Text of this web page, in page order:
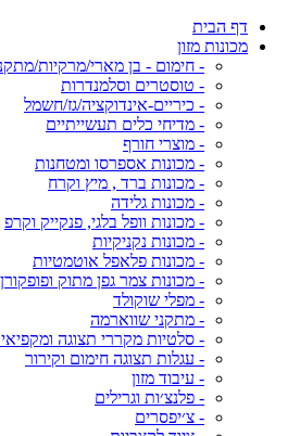
דף הבית
מכונות מזון
- חימום - בן מארי/מרקיות/
- טוסטרים וסלמנדרות
- כיריים-אינדוקציה/גז/חשמל
- מדיחי כלים תעשייתיים
- מוצרי חורף
- מכונות אספרסו ומטחנות
- מכונות ברד , מיץ וקרח
- מכונות גלידה
- מכונות וופל בלגי, פנקייק וקרפ
- מכונות נקניקיות
- מכונות פלאפל אוטמטיות
- מכונות צמר גפן מתוק ופופקורן
- מפלי שוקולד
- מתקני שווארמה
- סלטיות מקררי תצוגה
- עגלות תצוגה חימום וקירור
- עיבוד מזון
- פלנצ׳ות וגרילים
- צ׳יפסרים